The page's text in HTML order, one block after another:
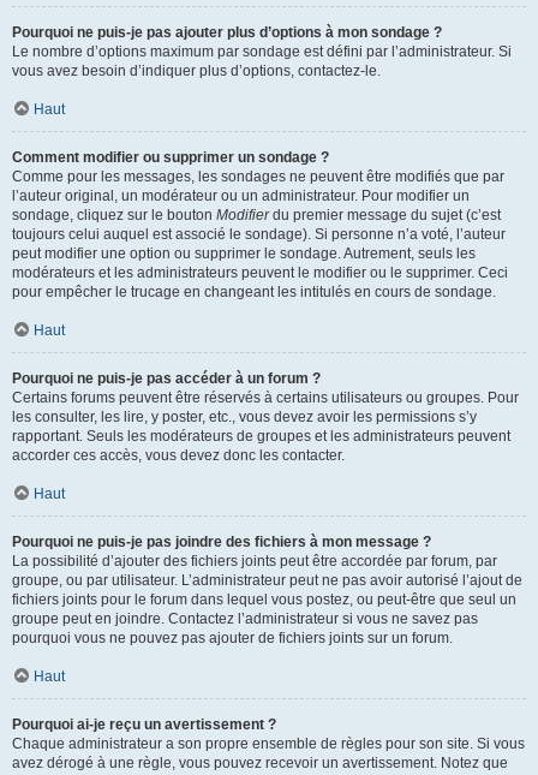
Pourquoi ne puis-je pas ajouter plus d’options à mon sondage ?
Le nombre d’options maximum par sondage est défini par l’administrateur. Si
vous avez besoin d’indiquer plus d’options, contactez-le.
Haut
Comment modifier ou supprimer un sondage ?
Comme pour les messages, les sondages ne peuvent être modifiés que par
l’auteur original, un modérateur ou un administrateur. Pour modifier un
sondage, cliquez sur le bouton Modifierdu premier message du sujet (c’est
toujours celui auquel est associé le sondage). Si personne n’a voté, l’auteur
peut modifier une option ou supprimer le sondage. Autrement, seuls les
modérateurs et les administrateurs peuvent le modifier ou le supprimer. Ceci
pour empêcher le trucage en changeant les intitulés en cours de sondage.
Haut
Pourquoi ne puis-je pas accéder à un forum ?
Certains forums peuvent être réservés à certains utilisateurs ou groupes. Pour
les consulter, les lire, y poster, etc., vous devez avoir les permissions s’y
rapportant. Seuls les modérateurs de groupes et les administrateurs peuvent
accorder ces accès, vous devez donc les contacter.
Haut
Pourquoi ne puis-je pas joindre des fichiers à mon message ?
La possibilité d’ajouter des fichiers joints peut être accordée par forum, par
groupe, ou par utilisateur. L’administrateur peut ne pas avoir autorisé l’ajout de
fichiers joints pour le forum dans lequel vous postez, ou peut-être que seul un
groupe peut en joindre. Contactez l’administrateur si vous ne savez pas
pourquoi vous ne pouvez pas ajouter de fichiers joints sur un forum.
Haut
Pourquoi ai-je reçu un avertissement ?
Chaque administrateur a son propre ensemble de règles pour son site. Si vous
avez dérogé à une règle, vous pouvez recevoir un avertissement. Notez que